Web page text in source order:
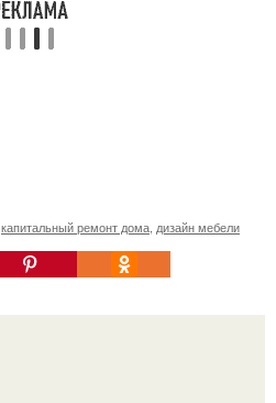
капитальный ремонт дома дизайн мебели